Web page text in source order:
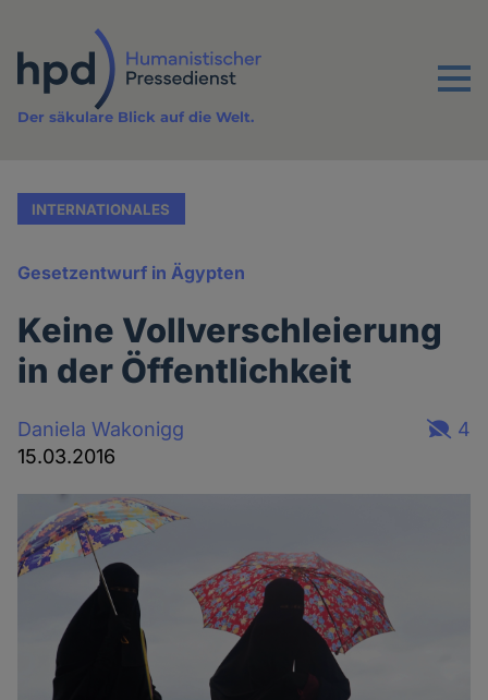
Inhalt
Menu
Der säkulare Blick auf die Welt.
INTERNATIONALES
Gesetzentwurf in Ägypten
Keine Vollverschleierung
in der Öffentlichkeit
Daniela Wakonigg
15.03.2016
4